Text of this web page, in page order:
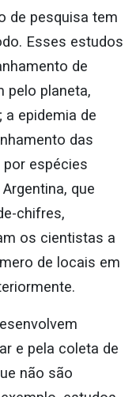
de pesquisa tem
Esses estudos
de
pelo planeta,
a epidemia de
das
espécies
que
chifres,
os cientistas a
de locais em
e pela coleta de
não são